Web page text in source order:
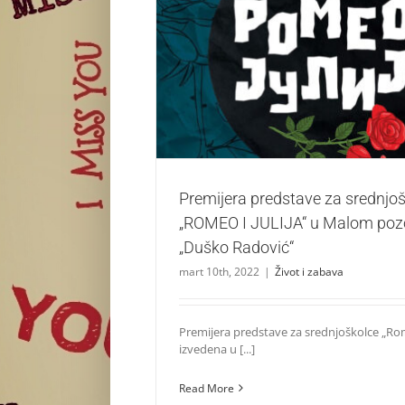
Premijera predstave za srednjoškolce
Malom pozorištu „Duško
Život i zabava
Premijera predstave za
„ROMEO I JULIJA“ u Malom
„Duško Radović“
mart 10th, 2022 | Život i zabava
Premijera predstave za srednjoškolce
izvedena u [...]
Read More